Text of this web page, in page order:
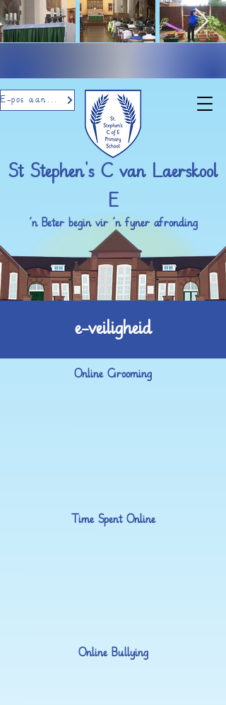
’n Beter begin vir ’n fyner afronding
E-pos aanmeld
St Stephen's C van Laerskool
E
e-veiligheid
Online Grooming
Time Spent Online
Online Bullying